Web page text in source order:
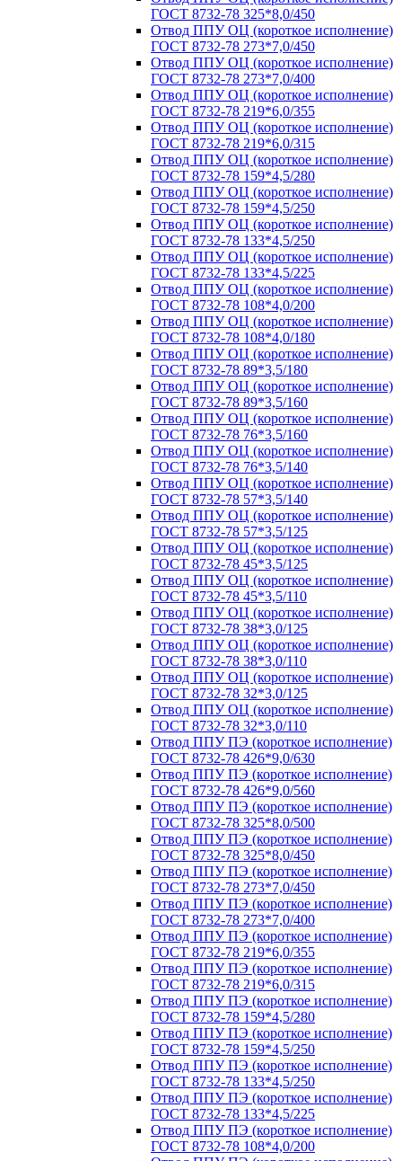
ГОСТ 8732-78 325*8,0/450
Отвод ППУ ОЦ (короткое исполнение)
ГОСТ 8732-78 273*7,0/450
Отвод ППУ ОЦ (короткое исполнение)
ГОСТ 8732-78 273*7,0/400
Отвод ППУ ОЦ (короткое исполнение)
ГОСТ 8732-78 219*6,0/355
Отвод ППУ ОЦ (короткое исполнение)
ГОСТ 8732-78 219*6,0/315
Отвод ППУ ОЦ (короткое исполнение)
ГОСТ 8732-78 159*4,5/280
Отвод ППУ ОЦ (короткое исполнение)
ГОСТ 8732-78 159*4,5/250
Отвод ППУ ОЦ (короткое исполнение)
ГОСТ 8732-78 133*4,5/250
Отвод ППУ ОЦ (короткое исполнение)
ГОСТ 8732-78 133*4,5/225
Отвод ППУ ОЦ (короткое исполнение)
ГОСТ 8732-78 108*4,0/200
Отвод ППУ ОЦ (короткое исполнение)
ГОСТ 8732-78 108*4,0/180
Отвод ППУ ОЦ (короткое исполнение)
ГОСТ 8732-78 89*3,5/180
Отвод ППУ ОЦ (короткое исполнение)
ГОСТ 8732-78 89*3,5/160
Отвод ППУ ОЦ (короткое исполнение)
ГОСТ 8732-78 76*3,5/160
Отвод ППУ ОЦ (короткое исполнение)
ГОСТ 8732-78 76*3,5/140
Отвод ППУ ОЦ (короткое исполнение)
ГОСТ 8732-78 57*3,5/140
Отвод ППУ ОЦ (короткое исполнение)
ГОСТ 8732-78 57*3,5/125
Отвод ППУ ОЦ (короткое исполнение)
ГОСТ 8732-78 45*3,5/125
Отвод ППУ ОЦ (короткое исполнение)
ГОСТ 8732-78 45*3,5/110
Отвод ППУ ОЦ (короткое исполнение)
ГОСТ 8732-78 38*3,0/125
Отвод ППУ ОЦ (короткое исполнение)
ГОСТ 8732-78 38*3,0/110
Отвод ППУ ОЦ (короткое исполнение)
ГОСТ 8732-78 32*3,0/125
Отвод ППУ ОЦ (короткое исполнение)
ГОСТ 8732-78 32*3,0/110
Отвод ППУ ПЭ (короткое исполнение)
ГОСТ 8732-78 426*9,0/630
Отвод ППУ ПЭ (короткое исполнение)
ГОСТ 8732-78 426*9,0/560
Отвод ППУ ПЭ (короткое исполнение)
ГОСТ 8732-78 325*8,0/500
Отвод ППУ ПЭ (короткое исполнение)
ГОСТ 8732-78 325*8,0/450
Отвод ППУ ПЭ (короткое исполнение)
ГОСТ 8732-78 273*7,0/450
Отвод ППУ ПЭ (короткое исполнение)
ГОСТ 8732-78 273*7,0/400
Отвод ППУ ПЭ (короткое исполнение)
ГОСТ 8732-78 219*6,0/355
Отвод ППУ ПЭ (короткое исполнение)
ГОСТ 8732-78 219*6,0/315
Отвод ППУ ПЭ (короткое исполнение)
ГОСТ 8732-78 159*4,5/280
Отвод ППУ ПЭ (короткое исполнение)
ГОСТ 8732-78 159*4,5/250
Отвод ППУ ПЭ (короткое исполнение)
ГОСТ 8732-78 133*4,5/250
Отвод ППУ ПЭ (короткое исполнение)
ГОСТ 8732-78 133*4,5/225
Отвод ППУ ПЭ (короткое исполнение)
ГОСТ 8732-78 108*4,0/200